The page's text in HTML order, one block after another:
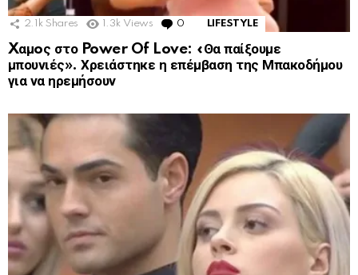
2.1k Shares 1.3k Views 0 Comments
LIFESTYLE
Xαμoς στο Power Of Love: «Θα παίξουμε
μπουνιές». Χρειάστηκε η επέμβαση της Μπακοδήμου
για να ηρεμήσουν